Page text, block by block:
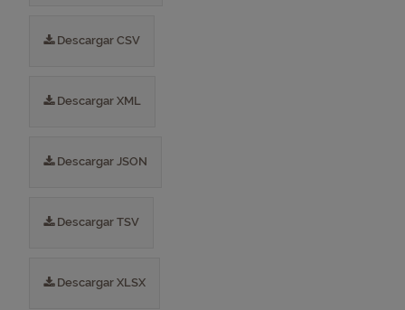
Descargar CSV
Descargar XML
Descargar JSON
Descargar TSV
Descargar XLSX